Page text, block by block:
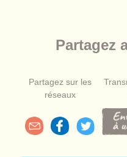
Partagez
Partagez sur les
réseaux